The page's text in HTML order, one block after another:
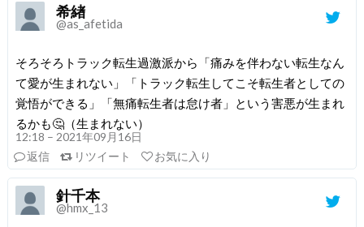
希緖
@as_afetida
そろそろトラック転生過激派から「痛みを伴わない転生なん
て愛が生まれない」「トラック転生してこそ転生者としての
覚悟ができる」「無痛転生者は怠け者」という害悪が生まれ
るかも🤔（生まれない）
12:18 – 2021年09月16日
返信
リツイート お気に入り
針千本
@hmx_13